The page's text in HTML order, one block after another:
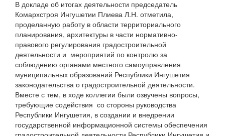
В докладе об итогах деятельности председатель
Комархстроя Ингушетии Плиева Л.Н. отметила,
проделанную работу в области территориального
планирования, архитектуры в части нормативно-
правового регулирования градостроительной
деятельности и мероприятий по контролю за
соблюдению органами местного самоуправления
муниципальных образований Республики Ингушетия
законодательства о градостроительной деятельности.
Вместе с тем, в ходе коллегии были озвучены вопросы,
требующие содействия со стороны руководства
Республики Ингушетия, в создании и внедрении
государственной информационной системы обеспечения